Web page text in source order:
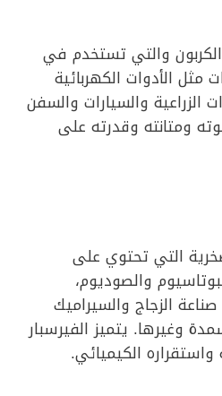
والتي تستخدم في
مثل الأدوات الكهربائية
الزراعية والسيارات والسفن
ومتانته وقدرته على
التي تحتوي على
والصوديوم،
الزجاج والسيراميك
وغيرها. يتميز الفيرسبار
واستقراره الكيميائي.